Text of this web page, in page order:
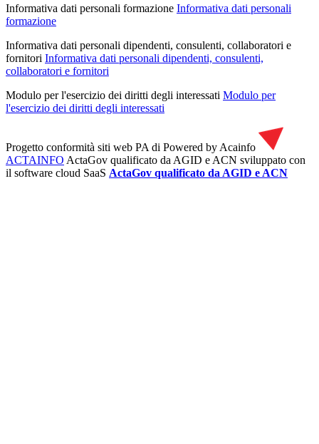
Informativa dati personali formazione Informativa dati personali
formazione
Informativa dati personali dipendenti, consulenti, collaboratori e
fornitori Informativa dati personali dipendenti, consulenti,
collaboratori e fornitori
Modulo per l'esercizio dei diritti degli interessati Modulo per
l'esercizio dei diritti degli interessati
Progetto conformità siti web PA di Powered by Acainfo
ACTAINFO ActaGov qualificato da AGID e ACN sviluppato con
il software cloud SaaS ActaGov qualificato da AGID e ACN